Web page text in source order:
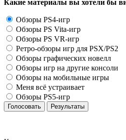
Какие материалы вы хотели бы
Обзоры PS4-игр
Обзоры PS Vita-игр
Обзоры PS VR-игр
Ретро-обзоры игр для PSX/PS2
Обзоры графических новелл
Обзоры игр на другие консоли
Обзоры на мобильные игры
Меня всё устраивает
Обзоры PS5-игр
Голосовать Результаты